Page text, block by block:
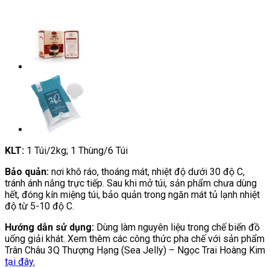
KLT: 1 Túi/2kg; 1 Thùng/6 Túi
Bảo quản: nơi khô ráo, thoáng mát, nhiệt độ dưới 30 độ C,
tránh ánh nắng trực tiếp. Sau khi mở túi, sản phẩm chưa dùng
hết, đóng kín miệng túi, bảo quản trong ngăn mát tủ lạnh nhiệt
độ từ 5-10 độ C.
Hướng dẫn sử dụng: Dùng làm nguyên liệu trong chế biến đồ
uống giải khát. Xem thêm các công thức pha chế với sản phẩm
Trân Châu 3Q Thượng Hạng (Sea Jelly) – Ngọc Trai Hoàng Kim
tại đây.